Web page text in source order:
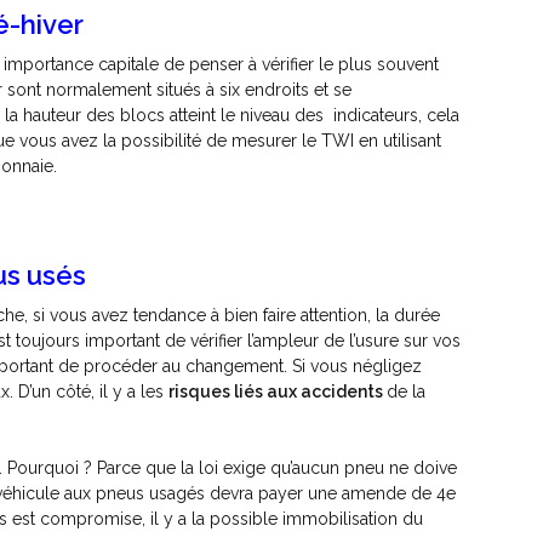
hiver
capitale de penser à vérifier le plus souvent
normalement situés à six endroits et se
hauteur des blocs atteint le niveau des indicateurs, cela
vous avez la possibilité de mesurer le TWI en utilisant
usés
si vous avez tendance à bien faire attention, la durée
important de vérifier l’ampleur de l’usure sur vos
de procéder au changement. Si vous négligez
D’un côté, il y a les risques liés aux accidents de la
? Parce que la loi exige qu’aucun pneu ne doive
aux pneus usagés devra payer une amende de 4e
est compromise, il y a la possible immobilisation du